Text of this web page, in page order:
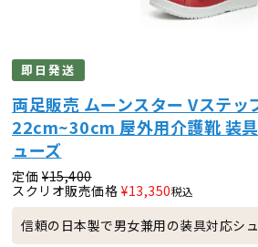
即日発送
両足販売 ムーンスター Vステッ
22cm~30cm 屋外用介護靴 装
ューズ
定価 ¥15,400
スクリオ販売価格 ¥13,350税込
信頼の日本製で男女兼用の装具対応シュ